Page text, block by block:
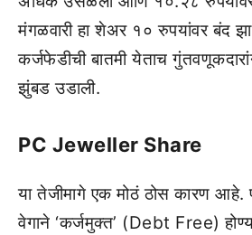
मंगळवारी हा शेअर १० रुपयांवर बंद
कर्जफेडीची बातमी येताच
झुंबड उडाली.
PC Jeweller Share
या तेजीमागे एक मोठं ठोस कारण आहे.
वेगाने ‘कर्जमुक्त’ (Debt Free)